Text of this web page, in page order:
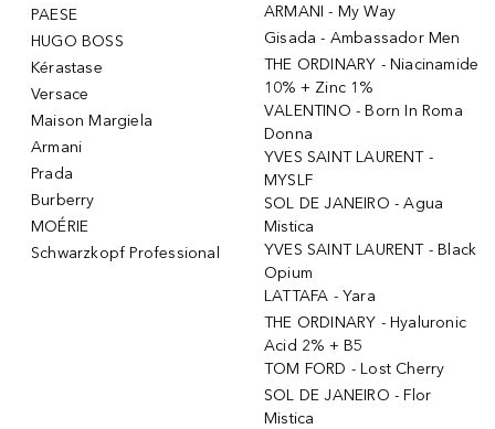
PAESE
HUGO BOSS
Kérastase
Versace
Maison Margiela
Armani
Prada
Burberry
MOÉRIE
Schwarzkopf Professional
ARMANI - My Way
Gisada - Ambassador Men
THE ORDINARY - Niacinamide
10% + Zinc 1%
VALENTINO - Born In Roma
Donna
YVES SAINT LAURENT -
MYSLF
SOL DE JANEIRO - Agua
Mistica
YVES SAINT LAURENT - Black
Opium
LATTAFA - Yara
THE ORDINARY - Hyaluronic
Acid 2% + B5
TOM FORD - Lost Cherry
SOL DE JANEIRO - Flor
Mistica